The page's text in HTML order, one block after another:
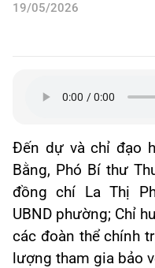
19/05/2026
Đến dự và chỉ đạo
Bằng, Phó Bí thư
đồng chí La Thị
UBND phường; Chỉ
các đoàn thể chính
lượng tham gia bảo